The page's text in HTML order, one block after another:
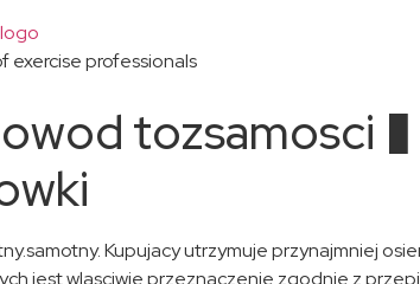
exercise professionals
tozsamosci
Kupujacy utrzymuje przynajmniej
jest wlasciwie przeznaczenie zgodnie z